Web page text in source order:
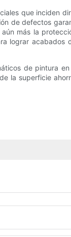
que inciden
de defectos
más la
lograr acabados
de pintura
la superficie